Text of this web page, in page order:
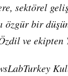
sektörel
bir
ve